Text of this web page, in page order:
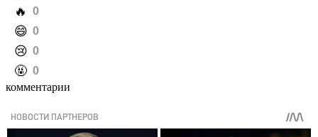
️🔥 0
️😄 0
️😢 0
️🤬 0
комментарии